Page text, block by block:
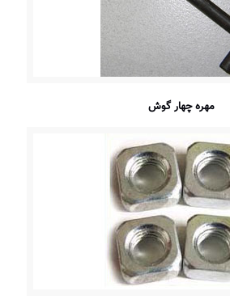
مهره چهار گوش